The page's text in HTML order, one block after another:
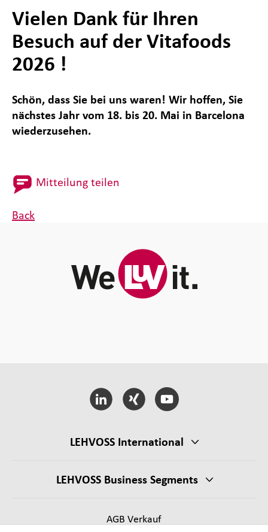
Vielen Dank für Ihren
Besuch auf der Vitafoods
2026 !
Schön, dass Sie bei uns waren! Wir hoffen, Sie
nächstes Jahr vom 18. bis 20. Mai in Barcelona
wiederzusehen.
Mitteilung teilen
Back
LEHVOSS International
LEHVOSS Business Segments
AGB Verkauf